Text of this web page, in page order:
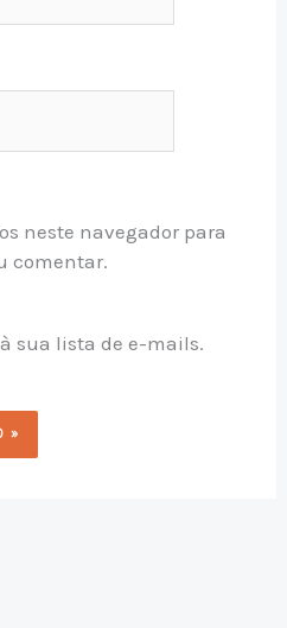
neste navegador para
comentar.
sua lista de e-mails.